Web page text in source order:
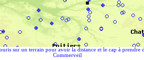
sur un terrain pour avoir la distance et le cap à prendre
Commerveil